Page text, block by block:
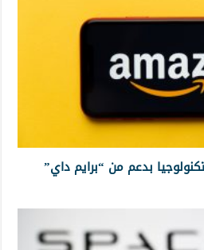
بدعم من “برايم داي”